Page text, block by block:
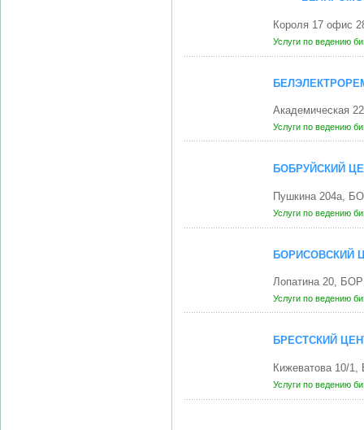
Короля 17 офис
Услуги по ведению
Академическая
Услуги по ведению
БОБРУЙСКИЙ
Пушкина 204а,
Услуги по ведению
БОРИСОВСКИЙ
Лопатина 20,
Услуги по ведению
БРЕСТСКИЙ
Кижеватова 10/
Услуги по ведению